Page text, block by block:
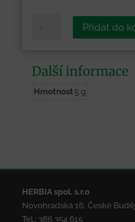
zahrada
množství
Přidat do
Další informace
Hmotnost 5 g
HERBIA spol. s.r.o
Novohradská 16, České
Tel.: 386 354 615